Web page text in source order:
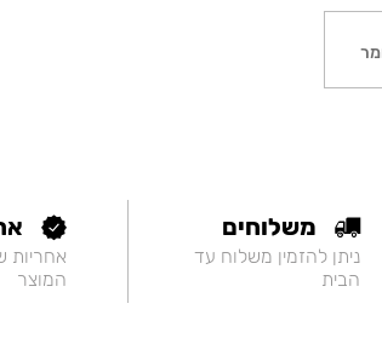
משלוחים
ניתן להזמין משלוח עד
הבית
אחריות
המוצר